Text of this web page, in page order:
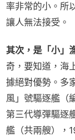
率非常的小。所
讓人無法接受。
其次，是「小」
奇，要知道，海
據絕對優勢。多
風」號驅逐艦（
第三代導彈驅逐
艦（共兩艘），